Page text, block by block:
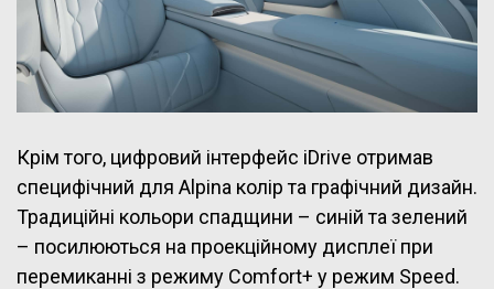
Крім того, цифровий інтерфейс iDrive отримав
специфічний для Alpina колір та графічний дизайн.
Традиційні кольори спадщини – синій та зелений
– посилюються на проекційному дисплеї при
перемиканні з режиму Comfort+ у режим Speed.